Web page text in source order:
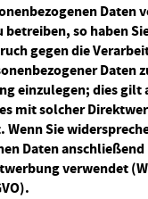
Daten
so haben
gegen die
Daten
einzulegen; dies gilt
mit solcher
Sie
Daten
verwendet